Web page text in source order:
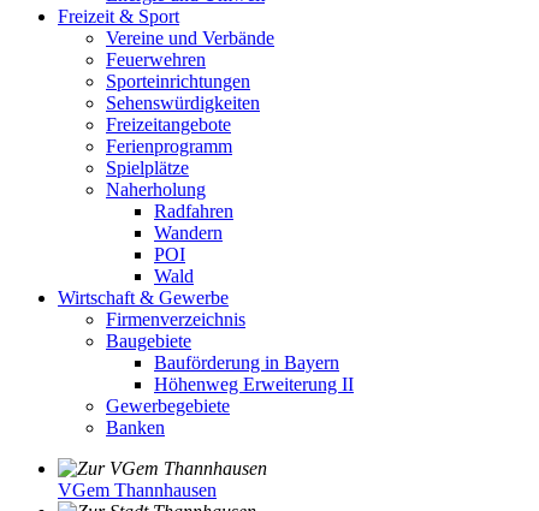
Freizeit & Sport
Vereine und Verbände
Feuerwehren
Sporteinrichtungen
Sehenswürdigkeiten
Freizeitangebote
Ferienprogramm
Spielplätze
Naherholung
Radfahren
Wandern
POI
Wald
Wirtschaft & Gewerbe
Firmenverzeichnis
Baugebiete
Bauförderung in Bayern
Höhenweg Erweiterung II
Gewerbegebiete
Banken
VGem Thannhausen